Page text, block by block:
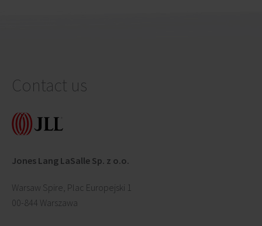
Contact us
Jones Lang LaSalle Sp. z o.o.
Warsaw Spire, Plac Europejski 1
00-844 Warszawa